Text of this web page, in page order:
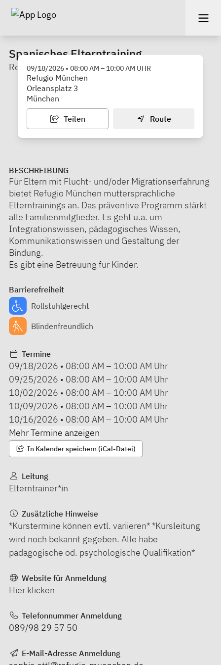
Spanisches Elterntraining
Refugio München
09/18/2026 • 08:00 AM– 10:00 AM UHR
Refugio München
Orleansplatz 3
München
Teilen Route
BESCHREIBUNG
Für Eltern mit Flucht- und/oder Migrationserfahrung
bietet Refugio München muttersprachliche
Elterntrainings an. Das präventive Programm stärkt
alle Familienmitglieder. Es geht u.a. um
Integrationswissen, pädagogisches Wissen,
Kommunikationswissen und Gestaltung der
Bindung.
Es gibt eine Betreuung für Kinder.
Barrierefreiheit
Rollstuhlgerecht
Blindenfreundlich
Termine
09/18/2026 • 08:00 AM – 10:00 AM Uhr
09/25/2026 • 08:00 AM – 10:00 AM Uhr
10/02/2026 • 08:00 AM – 10:00 AM Uhr
10/09/2026 • 08:00 AM – 10:00 AM Uhr
10/16/2026 • 08:00 AM – 10:00 AM Uhr
Mehr Termine anzeigen
In Kalender speichern (iCal-Datei)
Leitung
Elterntrainer*in
Zusätzliche Hinweise
*Kurstermine können evtl. variieren* *Kursleitung
wird noch bekannt gegeben. Alle habe
pädagogische od. psychologische Qualifikation*
Website für Anmeldung
Hier klicken
Telefonnummer Anmeldung
089/98 29 57 50
E-Mail-Adresse Anmeldung